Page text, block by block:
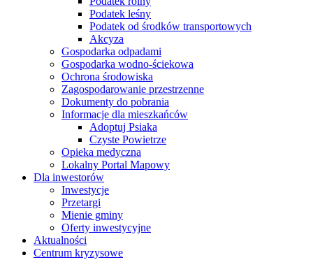
Podatek leśny
Podatek od środków transportowych
Akcyza
Gospodarka odpadami
Gospodarka wodno-ściekowa
Ochrona środowiska
Zagospodarowanie przestrzenne
Dokumenty do pobrania
Informacje dla mieszkańców
Adoptuj Psiaka
Czyste Powietrze
Opieka medyczna
Lokalny Portal Mapowy
Dla inwestorów
Inwestycje
Przetargi
Mienie gminy
Oferty inwestycyjne
Aktualności
Centrum kryzysowe